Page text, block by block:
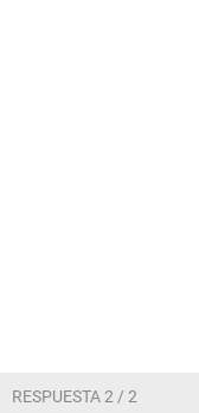
RESPUESTA 2 / 2